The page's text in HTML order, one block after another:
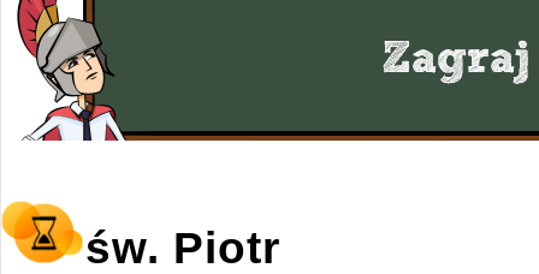
św. Piotr